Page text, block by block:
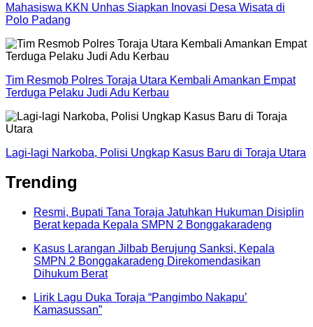
Mahasiswa KKN Unhas Siapkan Inovasi Desa Wisata di
Polo Padang
Tim Resmob Polres Toraja Utara Kembali Amankan Empat
Terduga Pelaku Judi Adu Kerbau
Lagi-lagi Narkoba, Polisi Ungkap Kasus Baru di Toraja Utara
Trending
Resmi, Bupati Tana Toraja Jatuhkan Hukuman Disiplin
Berat kepada Kepala SMPN 2 Bonggakaradeng
Kasus Larangan Jilbab Berujung Sanksi, Kepala
SMPN 2 Bonggakaradeng Direkomendasikan
Dihukum Berat
Lirik Lagu Duka Toraja “Pangimbo Nakapu’
Kamasussan”